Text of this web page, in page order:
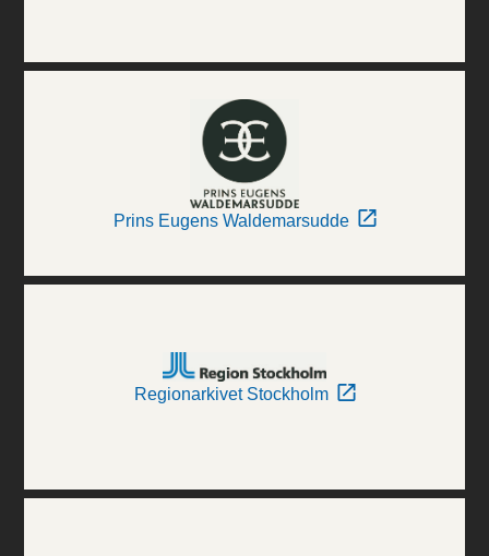
Prins Eugens Waldemarsudde
Regionarkivet Stockholm